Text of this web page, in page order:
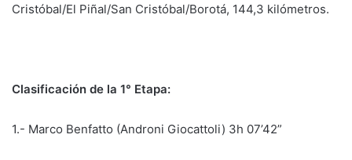
Cristóbal/El Piñal/San Cristóbal/Borotá, 144,3 kilómetros.
Clasificación de la 1° Etapa:
1.- Marco Benfatto (Androni Giocattoli) 3h 07’42”